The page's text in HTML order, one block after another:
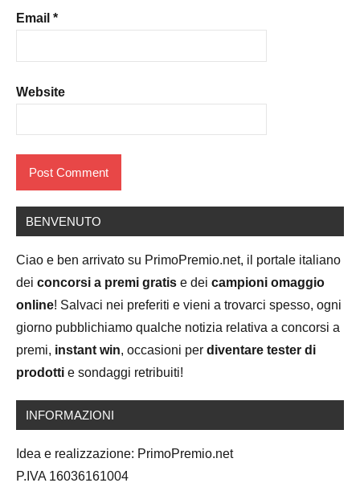
Email *
Website
BENVENUTO
Ciao e ben arrivato su PrimoPremio.net, il portale italiano
dei concorsi a premi gratis e dei campioni omaggio
online! Salvaci nei preferiti e vieni a trovarci spesso, ogni
giorno pubblichiamo qualche notizia relativa a concorsi a
premi, instant win, occasioni per diventare tester di
prodotti e sondaggi retribuiti!
INFORMAZIONI
Idea e realizzazione: PrimoPremio.net
P.IVA 16036161004